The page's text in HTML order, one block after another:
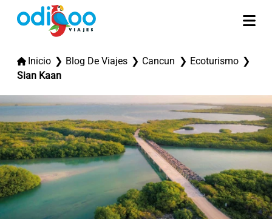
Inicio Blog De Viajes Cancun
Ecoturismo
Sian Kaan